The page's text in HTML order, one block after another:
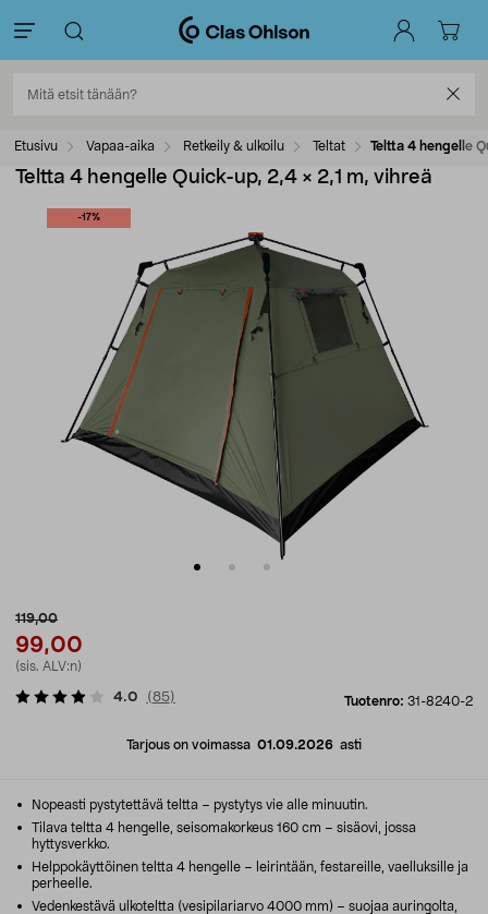
Etusivu Vapaa-aika Retkeily & ulkoilu Teltat Teltta 4 hengelle
Teltta 4 hengelle Quick-up, 2,4 × 2,1 m, vihreä
-17%
119,00
99,00
(sis. ALV:n)
Tuotenro: 31-8240-2
4.0 (85)
Tarjous on voimassa 01.09.2026 asti
Nopeasti pystytettävä teltta – pystytys vie alle minuutin.
Tilava teltta 4 hengelle, seisomakorkeus 160 cm – sisäovi, jossa
hyttysverkko.
Helppokäyttöinen teltta 4 hengelle – leirintään, festareille, vaelluksille ja
perheelle.
Vedenkestävä ulkoteltta (vesipilariarvo 4000 mm) – suojaa auringolta,